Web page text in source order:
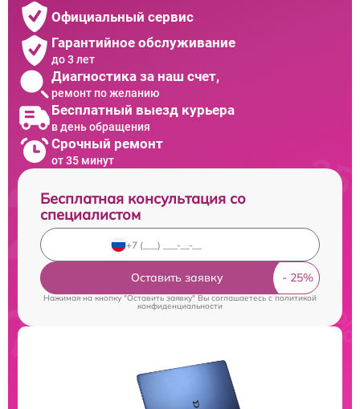
Официальный сервис
Гарантийное обслуживание
до 3 лет
Диагностика за наш счет,
ремонт по желанию
Бесплатный выезд курьера
в день обращения
Срочный ремонт
от 35 минут
Бесплатная консультация со
специалистом
Оставить заявку
Нажимая на кнопку "Оставить заявку" Вы соглашаетесь c политикой
конфиденциальности